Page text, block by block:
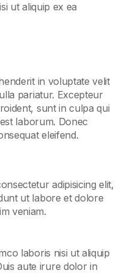
ut aliquip ex ea
in voluptate velit
pariatur. Excepteur
sunt in culpa qui
laborum. Donec
eleifend.
adipisicing elit,
ut labore et dolore
veniam.
laboris nisi ut aliquip
aute irure dolor in